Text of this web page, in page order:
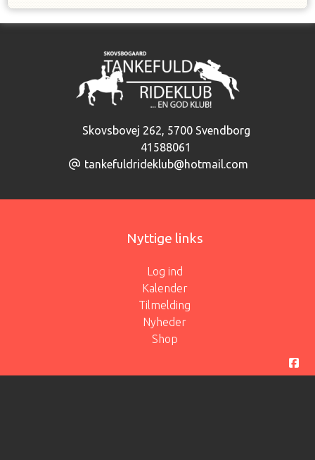
Skovsbovej 262, 5700 Svendborg
41588061
tankefuldrideklub@hotmail.com
Nyttige links
Log ind
Kalender
Tilmelding
Nyheder
Shop